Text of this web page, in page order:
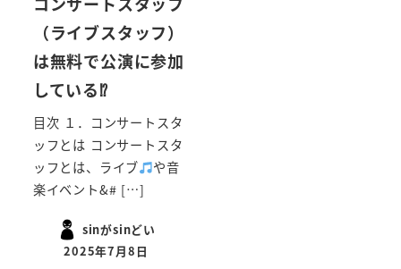
（ライブスタッフ）
は無料で公演に参加
している⁉
目次 １．コンサートスタ
ッフとは コンサートスタ
ッフとは、ライブ
や音
楽イベント&# […]
sinがsinどい
投稿日
2025年7月8日